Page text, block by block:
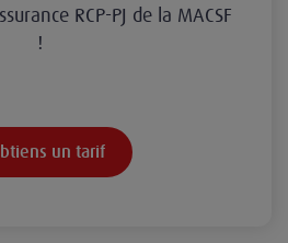
RCP-PJ de la MACSF
!
un tarif